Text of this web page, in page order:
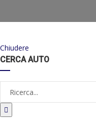
Chiudere
CERCA AUTO